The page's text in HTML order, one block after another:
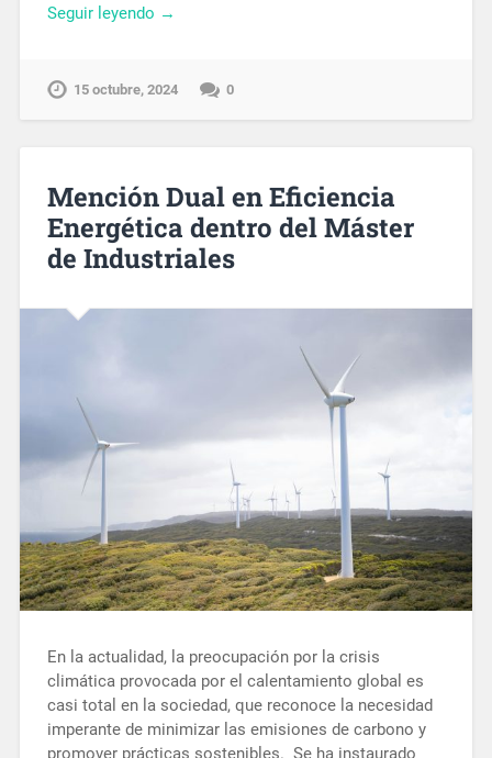
Seguir leyendo →
15 octubre, 2024 0
Mención Dual en Eficiencia
Energética dentro del Máster
de Industriales
En la actualidad, la preocupación por la crisis
climática provocada por el calentamiento global es
casi total en la sociedad, que reconoce la necesidad
imperante de minimizar las emisiones de carbono y
promover prácticas sostenibles. Se ha instaurado